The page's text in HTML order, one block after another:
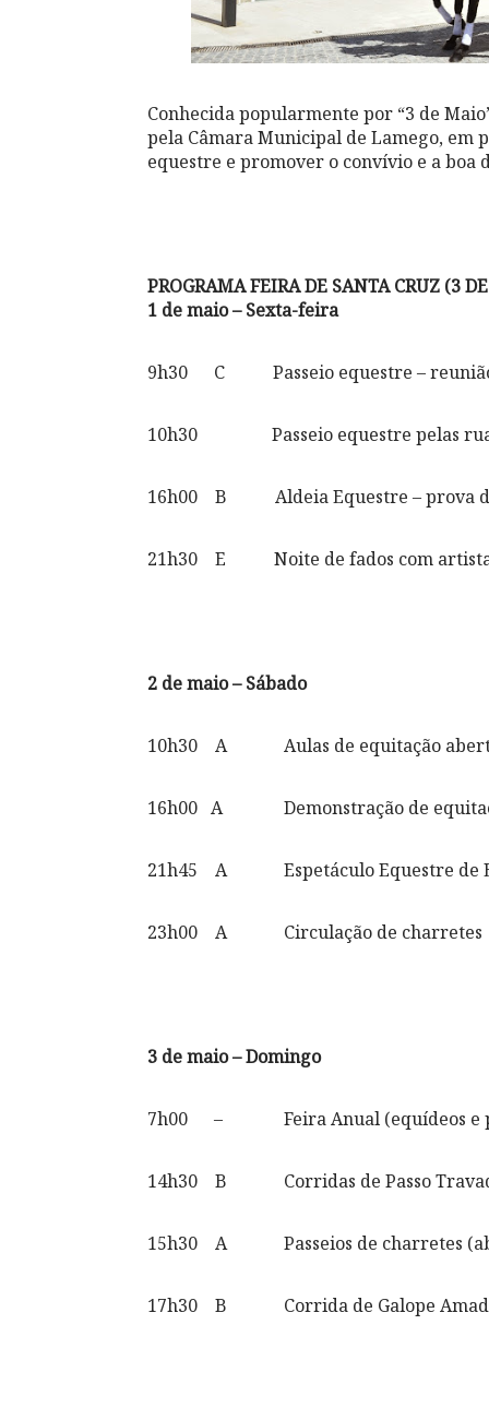
Conhecida popularmente por “3 de
pela Câmara Municipal de Lamego,
equestre e promover o convívio e a boa
PROGRAMA FEIRA DE SANTA CRUZ (3
1 de maio – Sexta-feira
9h30 C Passeio equestre – reunião
10h30 Passeio equestre pelas ruas
16h00 B Aldeia Equestre – prova
21h30 E Noite de fados com
2 de maio – Sábado
10h30 A Aulas de equitação
16h00 A Demonstração de
21h45 A Espetáculo Equestre de
23h00 A Circulação de charretes
3 de maio – Domingo
7h00 – Feira Anual (equídeos e
14h30 B Corridas de Passo
15h30 A Passeios de charretes
17h30 B Corrida de Galope